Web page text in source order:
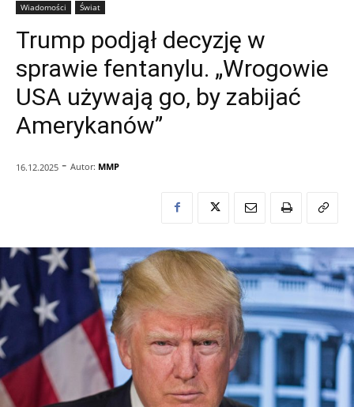
Wiadomości Świat
Trump podjął decyzję w
sprawie fentanylu. „Wrogowie
USA używają go, by zabijać
Amerykanów”
16.12.2025 - Autor: MMP